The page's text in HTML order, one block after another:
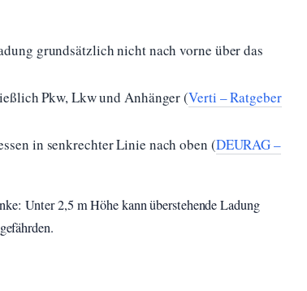
grundsätzlich nicht nach vorne über das
Pkw, Lkw und Anhänger (Verti – Ratgeber
in senkrechter Linie nach oben (DEURAG –
Unter 2,5 m Höhe kann überstehende Ladung